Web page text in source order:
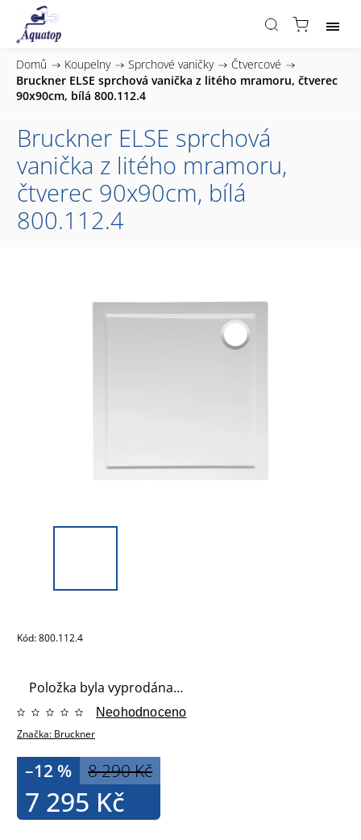
Domů / Koupelny / Sprchové vaničky / Čtvercové /
Bruckner ELSE sprchová vanička z litého mramoru, čtverec
90x90cm, bílá 800.112.4
Bruckner ELSE sprchová
vanička z litého mramoru,
čtverec 90x90cm, bílá
800.112.4
Kód:800.112.4
Položka byla vyprodána…
Značka: Bruckner
Neohodnoceno
8 290 Kč
–12 %
7 295 Kč